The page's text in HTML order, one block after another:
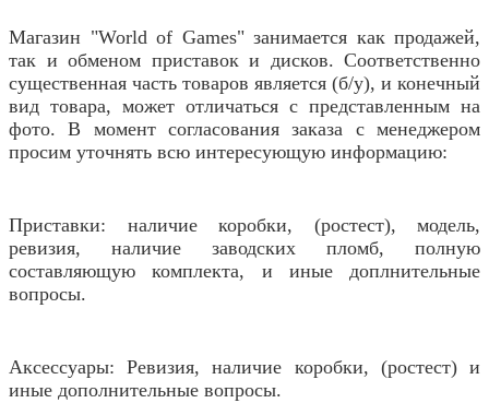
Магазин "World of Games" занимается как продажей,
так и обменом приставок и дисков. Соответственно
существенная часть товаров является (б/у), и конечный
вид товара, может отличаться с представленным на
фото. В момент согласования заказа с менеджером
просим уточнять всю интересующую информацию:
Приставки: наличие коробки, (ростест), модель,
ревизия, наличие заводских пломб, полную
составляющую комплекта, и иные доплнительные
вопросы.
Аксессуары: Ревизия, наличие коробки, (ростест) и
иные дополнительные вопросы.